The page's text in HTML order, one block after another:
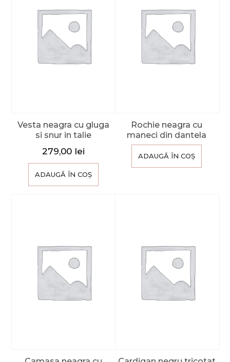
Vesta neagra cu gluga
si snur in talie
279,00 lei
ADAUGĂ ÎN COȘ
Rochie neagra cu
maneci din dantela
ADAUGĂ ÎN COȘ